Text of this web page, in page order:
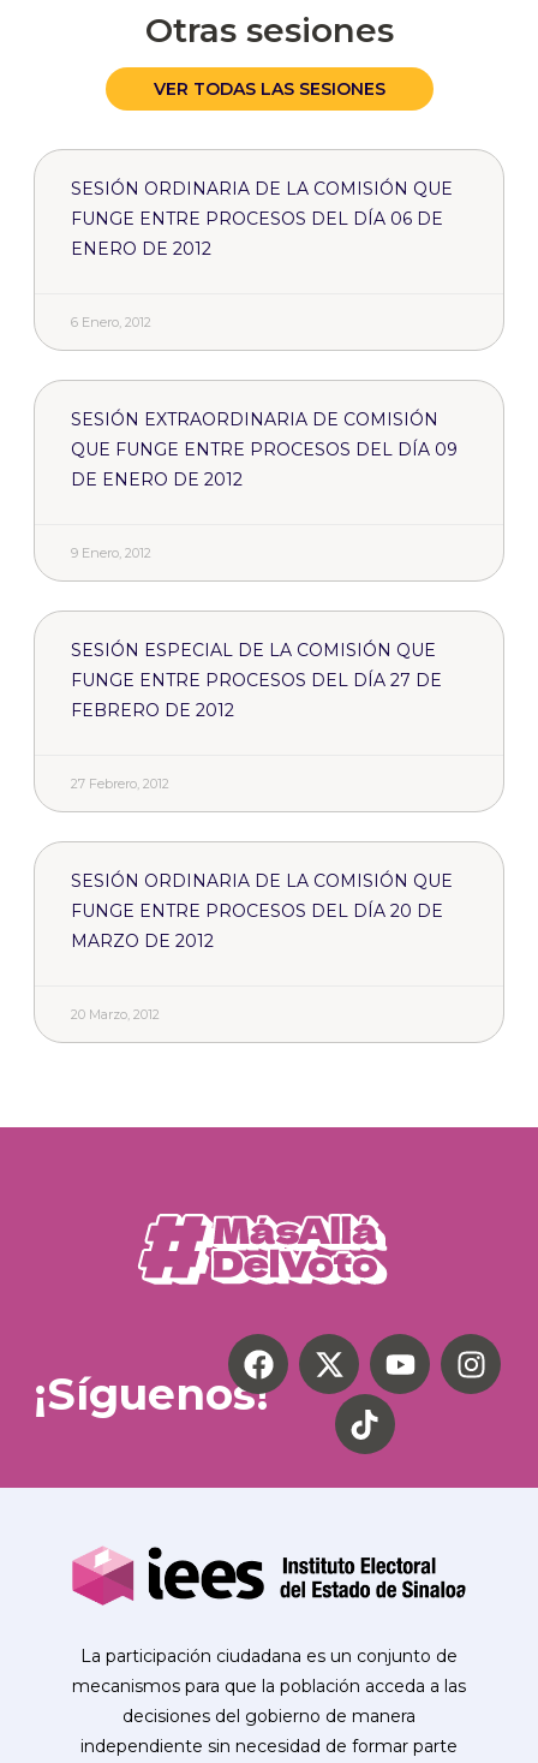
Otras sesiones
VER TODAS LAS SESIONES
SESIÓN ORDINARIA DE LA COMISIÓN QUE
FUNGE ENTRE PROCESOS DEL DÍA 06 DE
ENERO DE 2012
6 Enero, 2012
SESIÓN EXTRAORDINARIA DE COMISIÓN
QUE FUNGE ENTRE PROCESOS DEL DÍA 09
DE ENERO DE 2012
9 Enero, 2012
SESIÓN ESPECIAL DE LA COMISIÓN QUE
FUNGE ENTRE PROCESOS DEL DÍA 27 DE
FEBRERO DE 2012
27 Febrero, 2012
SESIÓN ORDINARIA DE LA COMISIÓN QUE
FUNGE ENTRE PROCESOS DEL DÍA 20 DE
MARZO DE 2012
20 Marzo, 2012
¡Síguenos!
La participación ciudadana es un conjunto de
mecanismos para que la población acceda a las
decisiones del gobierno de manera
independiente sin necesidad de formar parte